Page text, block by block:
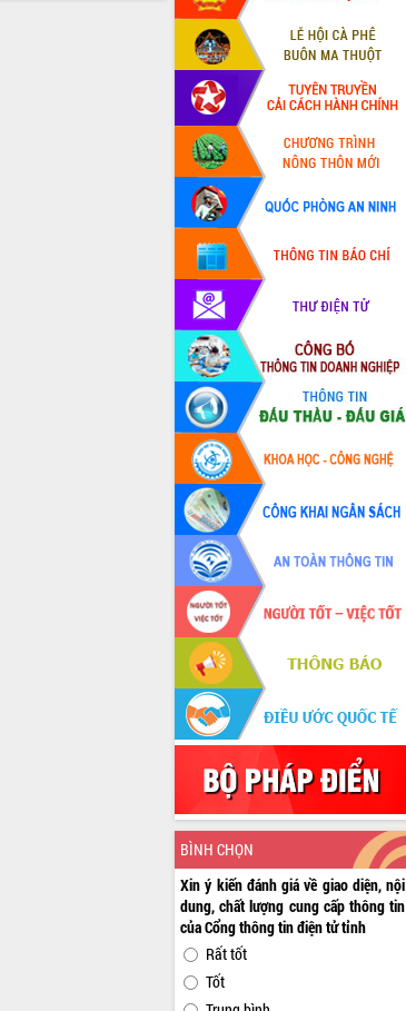
BÌNH CHỌN
Xin ý kiến đánh giá về giao diện, nội
dung, chất lượng cung cấp thông tin
của Cổng thông tin điện tử tỉnh
Rất tốt
Tốt